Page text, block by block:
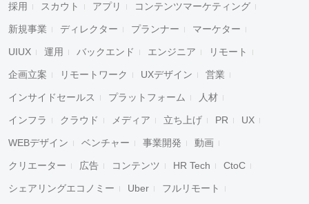
採用 スカウト アプリ コンテンツマーケティング
新規事業 ディレクター プランナー マーケター
UIUX 運用 バックエンド エンジニア リモート
企画立案 リモートワーク UXデザイン 営業
インサイドセールス プラットフォーム 人材
インフラ クラウド メディア 立ち上げ PR UX
WEBデザイン ベンチャー 事業開発 動画
クリエーター 広告 コンテンツ HR Tech CtoC
シェアリングエコノミー Uber フルリモート